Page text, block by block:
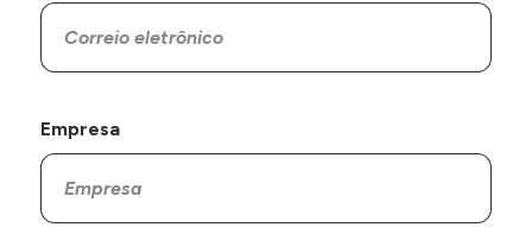
Empresa